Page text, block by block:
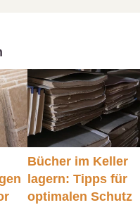
Bücher im Keller
lagern: Tipps für
optimalen Schutz